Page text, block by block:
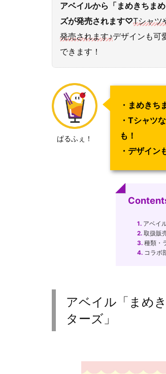
アベイルから「まめきちま
ズが発売されます♡Tシャツ
発売されます♪デザインも可
できます！
ぱるふぇ！
・まめきち
・Tシャツ
も！
・デザイ
1. アベイ
2. 取扱販
3. 種類・
4. コラボ
アベイル「まめ
ターズ」